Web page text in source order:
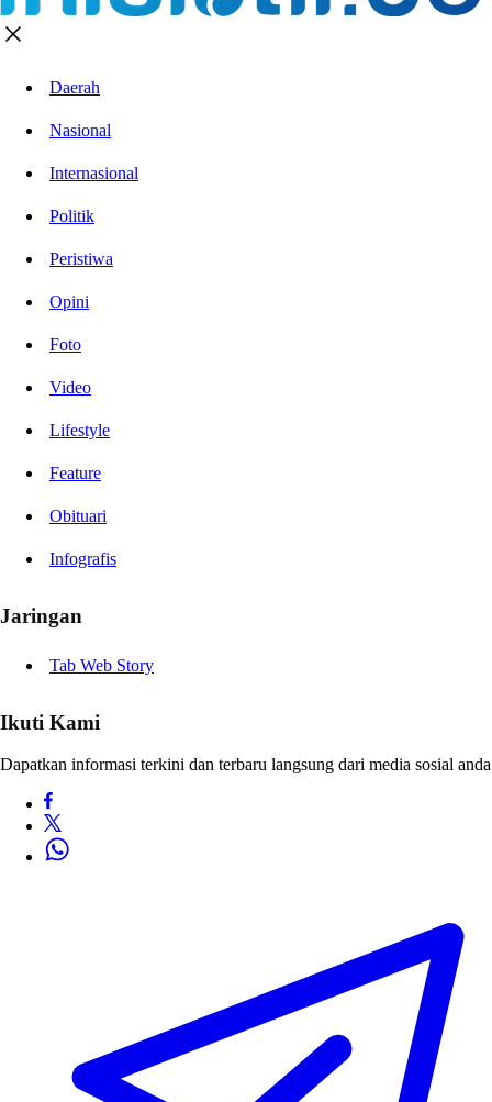
Daerah
Nasional
Internasional
Politik
Peristiwa
Opini
Foto
Video
Lifestyle
Feature
Obituari
Infografis
Jaringan
Tab Web Story
Ikuti Kami
Dapatkan informasi terkini dan terbaru langsung dari media sosial anda